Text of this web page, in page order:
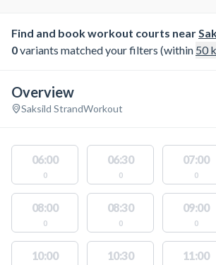
Find and book workout courts near
0variants matched your filters (within 50
Overview
Saksild StrandWorkout
06:00
0
06:30
0
07:00
0
08:00
0
08:30
0
09:00
0
10:00 10:30 11:00